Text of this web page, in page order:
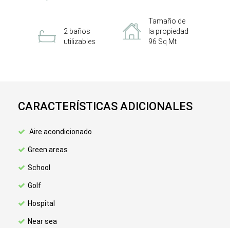
2 baños
utilizables
Tamaño de
la propiedad
96 Sq Mt
CARACTERÍSTICAS ADICIONALES
Aire acondicionado
Green areas
School
Golf
Hospital
Near sea